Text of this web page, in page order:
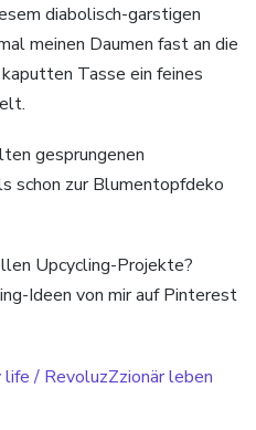
diabolisch-garstigen
meinen Daumen fast an die
Tasse ein feines
gesprungenen
schon zur Blumentopfdeko
Upcycling-Projekte?
Ideen von mir auf Pinterest
life / RevoluzZzionär leben